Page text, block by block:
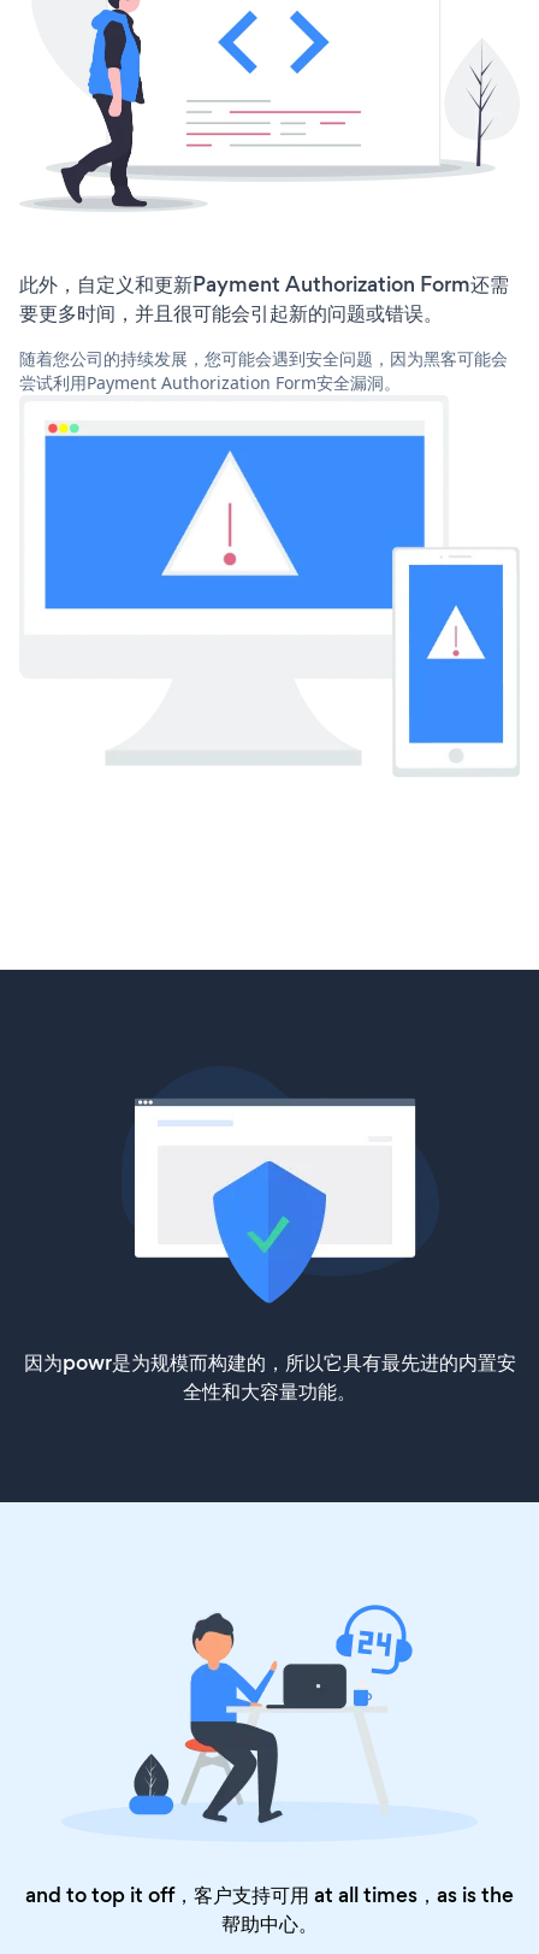
此外，自定义和更新Payment Authorization Form还需
要更多时间，并且很可能会引起新的问题或错误。
随着您公司的持续发展，您可能会遇到安全问题，因为黑客可能会
尝试利用Payment Authorization Form安全漏洞。
因为powr是为规模而构建的，所以它具有最先进的内置安
全性和大容量功能。
and to top it off，客户支持可用 at all times，as is the
帮助中心。